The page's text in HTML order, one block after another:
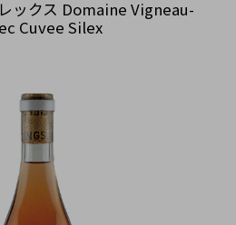
ックス Domaine Vigneau-
Cuvee Silex